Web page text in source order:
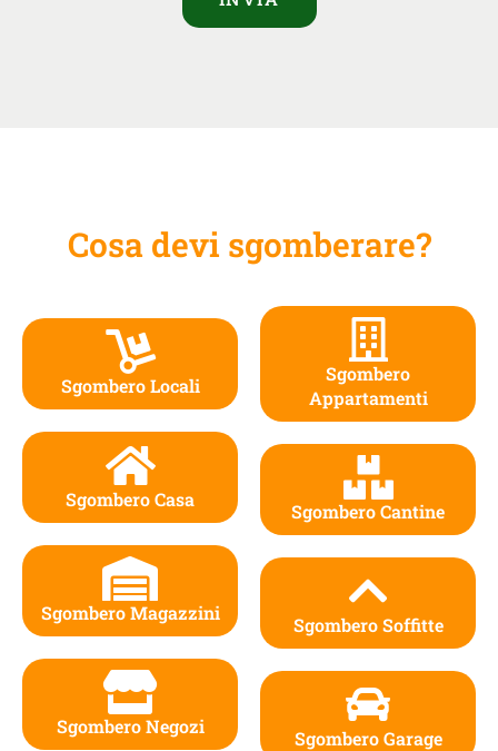
Cosa devi sgomberare?
Sgombero Locali
Sgombero Casa
Sgombero Magazzini
Sgombero Negozi
Sgombero
Appartamenti
Sgombero Cantine
Sgombero Soffitte
Sgombero Garage